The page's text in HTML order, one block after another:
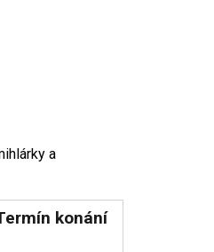
a
konání